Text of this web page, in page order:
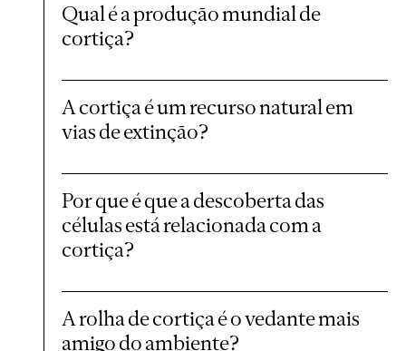
Qual é a produção mundial de
cortiça?
A cortiça é um recurso natural em
vias de extinção?
Por que é que a descoberta das
células está relacionada com a
cortiça?
A rolha de cortiça é o vedante mais
amigo do ambiente?